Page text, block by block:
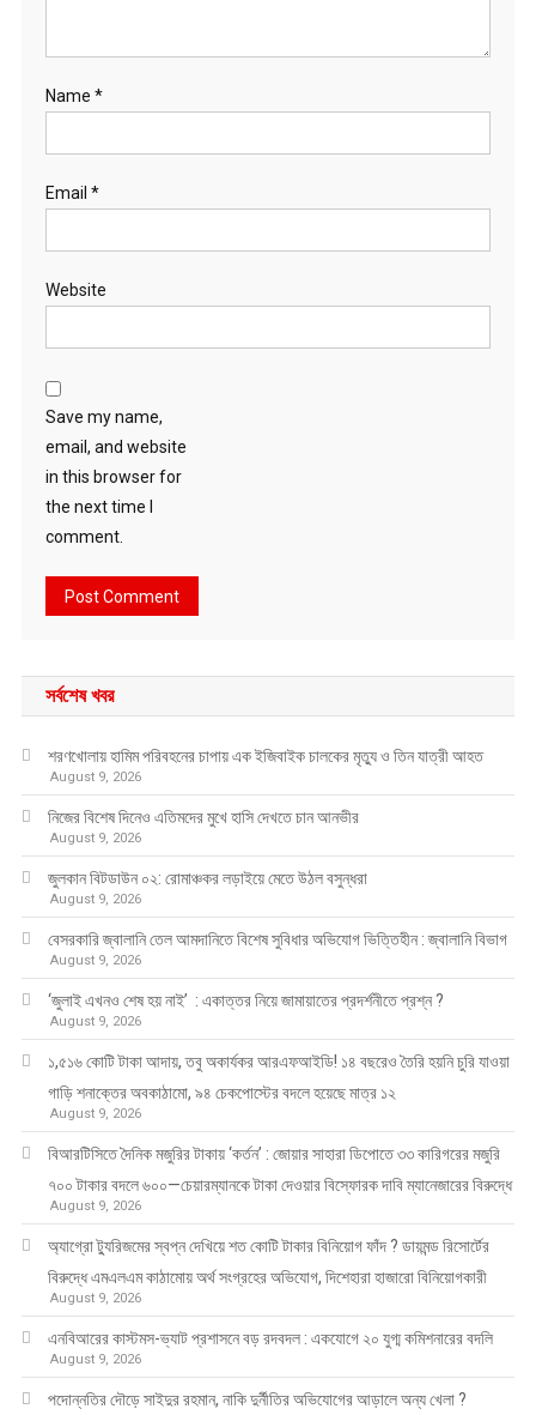
Name *
Email *
Website
Save my name,
email, and website
in this browser for
the next time I
comment.
সর্বশেষ খবর
শরণখোলায় হামিম পরিবহনের চাপায় এক ইজিবাইক চালকের মৃত্যু ও তিন যাত্রী আহত
August 9, 2026
নিজের বিশেষ দিনেও এতিমদের মুখে হাসি দেখতে চান আনভীর
August 9, 2026
জুলকান বিটডাউন ০২: রোমাঞ্চকর লড়াইয়ে মেতে উঠল বসুন্ধরা
August 9, 2026
বেসরকারি জ্বালানি তেল আমদানিতে বিশেষ সুবিধার অভিযোগ ভিত্তিহীন : জ্বালানি বিভাগ
August 9, 2026
‘জুলাই এখনও শেষ হয় নাই’ : একাত্তর নিয়ে জামায়াতের প্রদর্শনীতে প্রশ্ন ?
August 9, 2026
১,৫১৬ কোটি টাকা আদায়, তবু অকার্যকর আরএফআইডি! ১৪ বছরেও তৈরি হয়নি চুরি যাওয়া
গাড়ি শনাক্তের অবকাঠামো, ৯৪ চেকপোস্টের বদলে হয়েছে মাত্র ১২
August 9, 2026
বিআরটিসিতে দৈনিক মজুরির টাকায় ‘কর্তন’ : জোয়ার সাহারা ডিপোতে ৩৩ কারিগরের মজুরি
৭০০ টাকার বদলে ৬০০—চেয়ারম্যানকে টাকা দেওয়ার বিস্ফোরক দাবি ম্যানেজারের বিরুদ্ধে
August 9, 2026
অ্যাগ্রো ট্যুরিজমের স্বপ্ন দেখিয়ে শত কোটি টাকার বিনিয়োগ ফাঁদ ? ডায়মন্ড রিসোর্টের
বিরুদ্ধে এমএলএম কাঠামোয় অর্থ সংগ্রহের অভিযোগ, দিশেহারা হাজারো বিনিয়োগকারী
August 9, 2026
এনবিআরের কাস্টমস-ভ্যাট প্রশাসনে বড় রদবদল : একযোগে ২০ যুগ্ম কমিশনারের বদলি
August 9, 2026
পদোন্নতির দৌড়ে সাইদুর রহমান, নাকি দুর্নীতির অভিযোগের আড়ালে অন্য খেলা ?